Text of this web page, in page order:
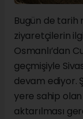
Bugün de tarih
ziyaretçilerin
Osmanlı’dan
geçmişiyle
devam ediyor.
yere sahip
aktarılması